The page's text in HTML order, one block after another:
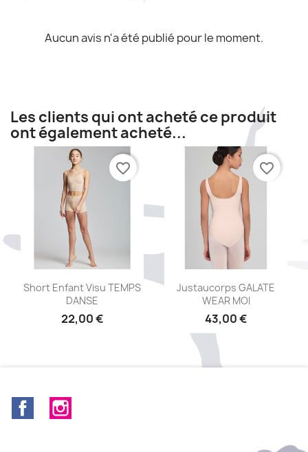
Aucun avis n'a été publié pour le moment.
Les clients qui ont acheté ce produit
ont également acheté...
Aperçu rapide
Short Enfant Visu TEMPS
DANSE
22,00 €
favorite_border
Aperçu rapide
Justaucorps GALATE
WEAR MOI
43,00 €
favorite_border
Facebook